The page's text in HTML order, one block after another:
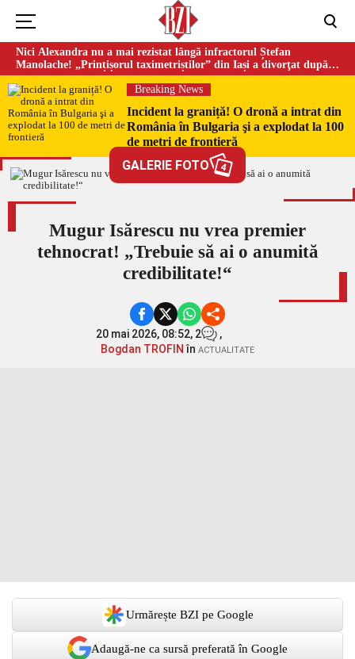
Nici Alexandra nu a mai rezistat lângă infractorul Ștefan
Manolache! „Prințișorul taximetriștilor” din Iași a divorţat după
doi ani de căsnicie
Breaking News
Incident la graniță! O dronă a intrat din
România în Bulgaria şi a explodat la 100
de metri de frontieră
GALERIE FOTO 4
Mugur Isărescu nu vrea premier
tehnocrat! „Trebuie să ai o anumită
credibilitate!“
20 mai 2026, 08:52, 2
,
Bogdan TROFIN în ACTUALITATE
Urmărește BZI pe Google
Adaugă-ne ca sursă preferată în Google